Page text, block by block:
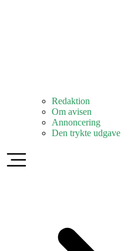
Redaktion
Om avisen
Annoncering
Den trykte udgave